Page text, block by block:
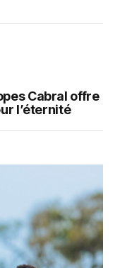
Cabral offre
l’éternité